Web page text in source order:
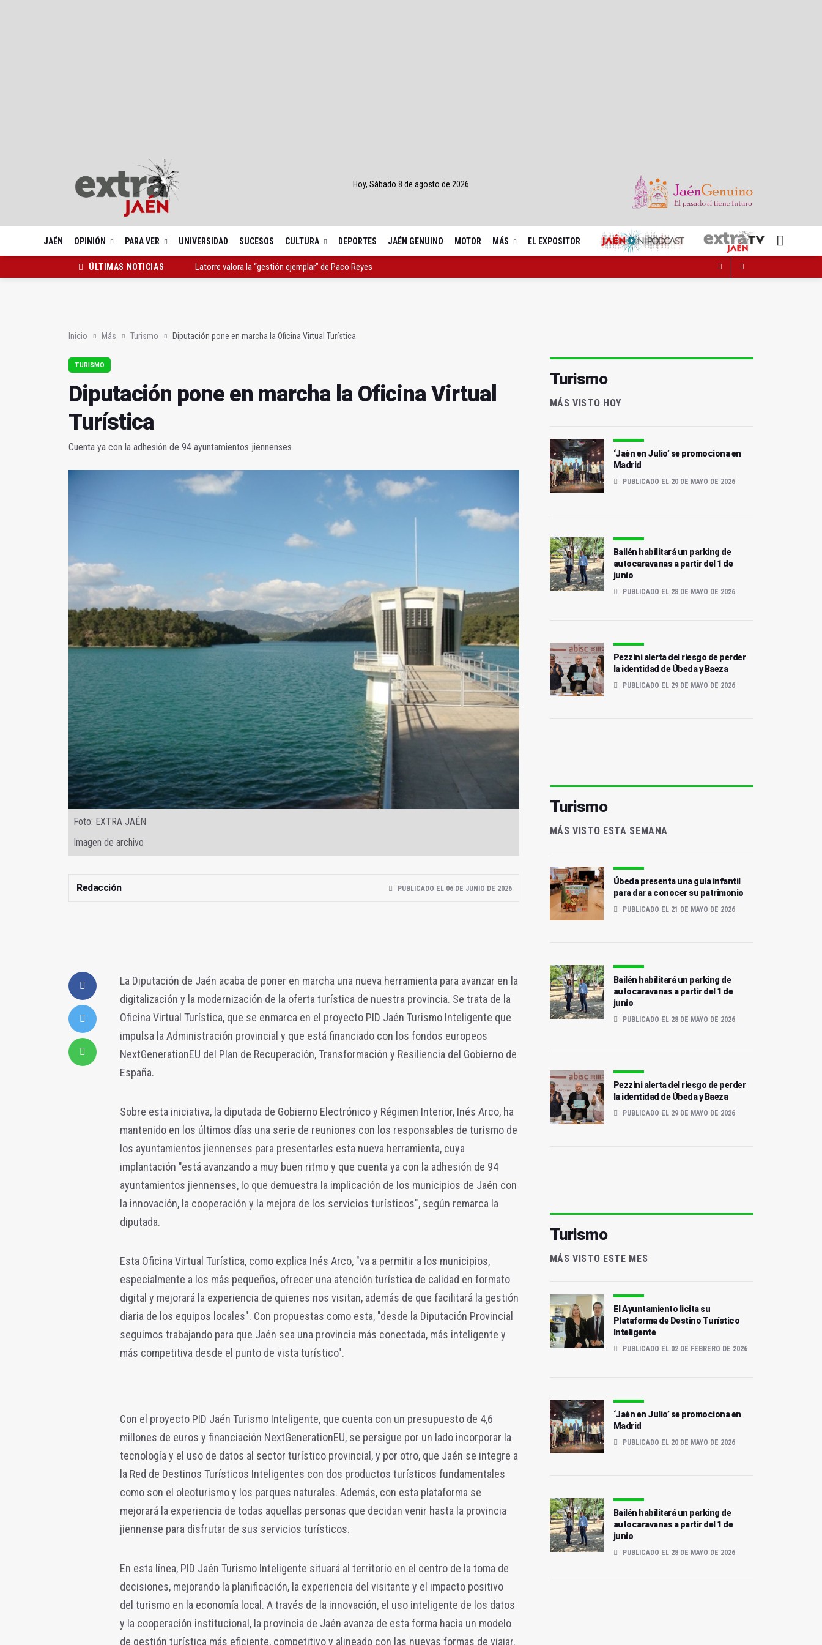
Hoy, Sábado 8 de agosto de 2026
JAÉN OPINIÓN PARA VER UNIVERSIDAD SUCESOS CULTURA DEPORTES JAÉN GENUINO MOTOR MÁS EL EXPOSITOR
ÚLTIMAS NOTICIAS
Paco Reyes se despide de la Diputación tras 15 años al frente
Inicio Más Turismo Diputación pone en marcha la Oficina Virtual Turística
TURISMO
Diputación pone en marcha la Oficina Virtual
Turística
Cuenta ya con la adhesión de 94 ayuntamientos jiennenses
Foto: EXTRA JAÉN
Imagen de archivo
Redacción PUBLICADO EL 06 DE JUNIO DE 2026
La Diputación de Jaén acaba de poner en marcha una nueva herramienta para avanzar en la
digitalización y la modernización de la oferta turística de nuestra provincia. Se trata de la
Oficina Virtual Turística, que se enmarca en el proyecto PID Jaén Turismo Inteligente que
impulsa la Administración provincial y que está financiado con los fondos europeos
NextGenerationEU del Plan de Recuperación, Transformación y Resiliencia del Gobierno de
España.
Sobre esta iniciativa, la diputada de Gobierno Electrónico y Régimen Interior, Inés Arco, ha
mantenido en los últimos días una serie de reuniones con los responsables de turismo de
los ayuntamientos jiennenses para presentarles esta nueva herramienta, cuya
implantación "está avanzando a muy buen ritmo y que cuenta ya con la adhesión de 94
ayuntamientos jiennenses, lo que demuestra la implicación de los municipios de Jaén con
la innovación, la cooperación y la mejora de los servicios turísticos", según remarca la
diputada.
Esta Oficina Virtual Turística, como explica Inés Arco, "va a permitir a los municipios,
especialmente a los más pequeños, ofrecer una atención turística de calidad en formato
digital y mejorará la experiencia de quienes nos visitan, además de que facilitará la gestión
diaria de los equipos locales". Con propuestas como esta, "desde la Diputación Provincial
seguimos trabajando para que Jaén sea una provincia más conectada, más inteligente y
más competitiva desde el punto de vista turístico".
Con el proyecto PID Jaén Turismo Inteligente, que cuenta con un presupuesto de 4,6
millones de euros y financiación NextGenerationEU, se persigue por un lado incorporar la
tecnología y el uso de datos al sector turístico provincial, y por otro, que Jaén se integre a
la Red de Destinos Turísticos Inteligentes con dos productos turísticos fundamentales
como son el oleoturismo y los parques naturales. Además, con esta plataforma se
mejorará la experiencia de todas aquellas personas que decidan venir hasta la provincia
jiennense para disfrutar de sus servicios turísticos.
En esta línea, PID Jaén Turismo Inteligente situará al territorio en el centro de la toma de
decisiones, mejorando la planificación, la experiencia del visitante y el impacto positivo
del turismo en la economía local. A través de la innovación, el uso inteligente de los datos
y la cooperación institucional, la provincia de Jaén avanza de esta forma hacia un modelo
de gestión turística más eficiente, competitivo y alineado con las nuevas formas de viajar.
Turismo
MÁS VISTO HOY
‘Jaén en Julio’ se promociona en
Madrid
PUBLICADO EL 20 DE MAYO DE 2026
Bailén habilitará un parking de
autocaravanas a partir del 1 de
junio
PUBLICADO EL 28 DE MAYO DE 2026
Pezzini alerta del riesgo de perder
la identidad de Úbeda y Baeza
PUBLICADO EL 29 DE MAYO DE 2026
Turismo
MÁS VISTO ESTA SEMANA
Úbeda presenta una guía infantil
para dar a conocer su patrimonio
PUBLICADO EL 21 DE MAYO DE 2026
Bailén habilitará un parking de
autocaravanas a partir del 1 de
junio
PUBLICADO EL 28 DE MAYO DE 2026
Pezzini alerta del riesgo de perder
la identidad de Úbeda y Baeza
PUBLICADO EL 29 DE MAYO DE 2026
Turismo
MÁS VISTO ESTE MES
El Ayuntamiento licita su
Plataforma de Destino Turístico
Inteligente
PUBLICADO EL 02 DE FEBRERO DE 2026
‘Jaén en Julio’ se promociona en
Madrid
PUBLICADO EL 20 DE MAYO DE 2026
Bailén habilitará un parking de
autocaravanas a partir del 1 de
junio
PUBLICADO EL 28 DE MAYO DE 2026